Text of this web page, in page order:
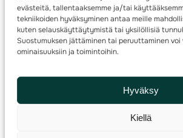
evästeitä, tallentaaksemme ja/tai
tekniikoiden hyväksyminen antaa meille
kuten selauskäyttäytymistä tai yksilöllisiä
Suostumuksen jättäminen tai peruuttaminen
ominaisuuksiin ja toimintoihin.
Hyväksy
Kiellä
Ratamestari
© 2025 ·Suomen Suunnistusliitto· Valimotie 10,
info(a)suunnistusliitto.fi,Rastilipun asiat:
Kilpailut ja kuntorastit – Rastilippu:::